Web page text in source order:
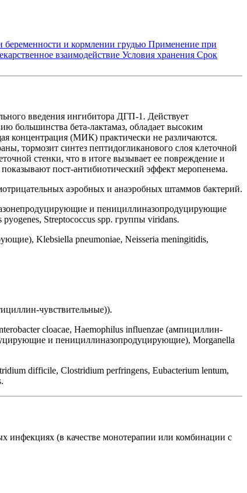
и кормлении грудью Применение при
взаимодействие Условия хранения Срок
введения ингибитора ДГП-1. Действует
большинства бета-лактамаз, обладает высоким
концентрация (МИК) практически не различаются.
тормозит синтез пептидогликанового слоя клеточной
стенки, что в итоге вызывает ее повреждение и
пост-антибиотический эффект меропенема.
аэробных и анаэробных штаммов бактерий.
и пенициллиназопродуцирующие
Streptococcus spp. группы viridans.
Klebsiella pneumoniae, Neisseria meningitidis,
чувствительные)).
cloacae, Haemophilus influenzae (ампициллин-
и пенициллиназопродуцирующие), Morganella
difficile, Clostridium perfringens, Eubacterium lentum,
инфекциях (в качестве монотерапии или комбинации с